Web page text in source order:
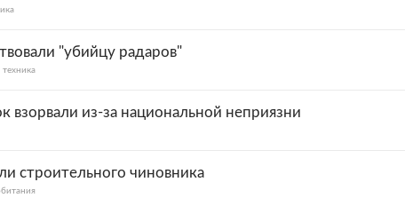
"убийцу радаров"
техника
взорвали из-за национальной неприязни
строительного чиновника